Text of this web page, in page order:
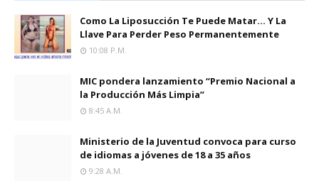
Como La Liposucción Te Puede Matar… Y La
Llave Para Perder Peso Permanentemente
10:08 P.m.
MIC pondera lanzamiento “Premio Nacional a
la Producción Más Limpia”
8:45 A.m.
Ministerio de la Juventud convoca para curso
de idiomas a jóvenes de 18 a 35 años
9:28 A.m.